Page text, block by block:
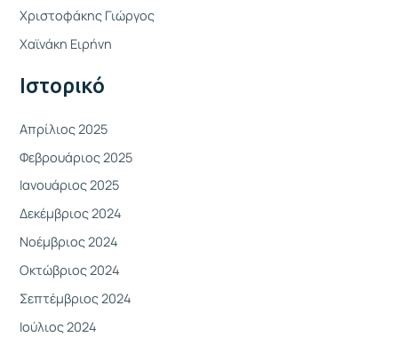
σ
η
ι
Χριστοφάκης Γιώργος
Χαϊνάκη Ειρήνη
Ιστορικό
Απρίλιος 2025
Φεβρουάριος 2025
Ιανουάριος 2025
Δεκέμβριος 2024
Νοέμβριος 2024
Οκτώβριος 2024
Σεπτέμβριος 2024
Ιούλιος 2024